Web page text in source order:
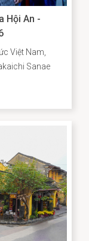
Hội An -
Việt Nam,
Sanae
Di sản văn
con đường
Nơi có di
tu với sự hợp
400 năm
tộc trên